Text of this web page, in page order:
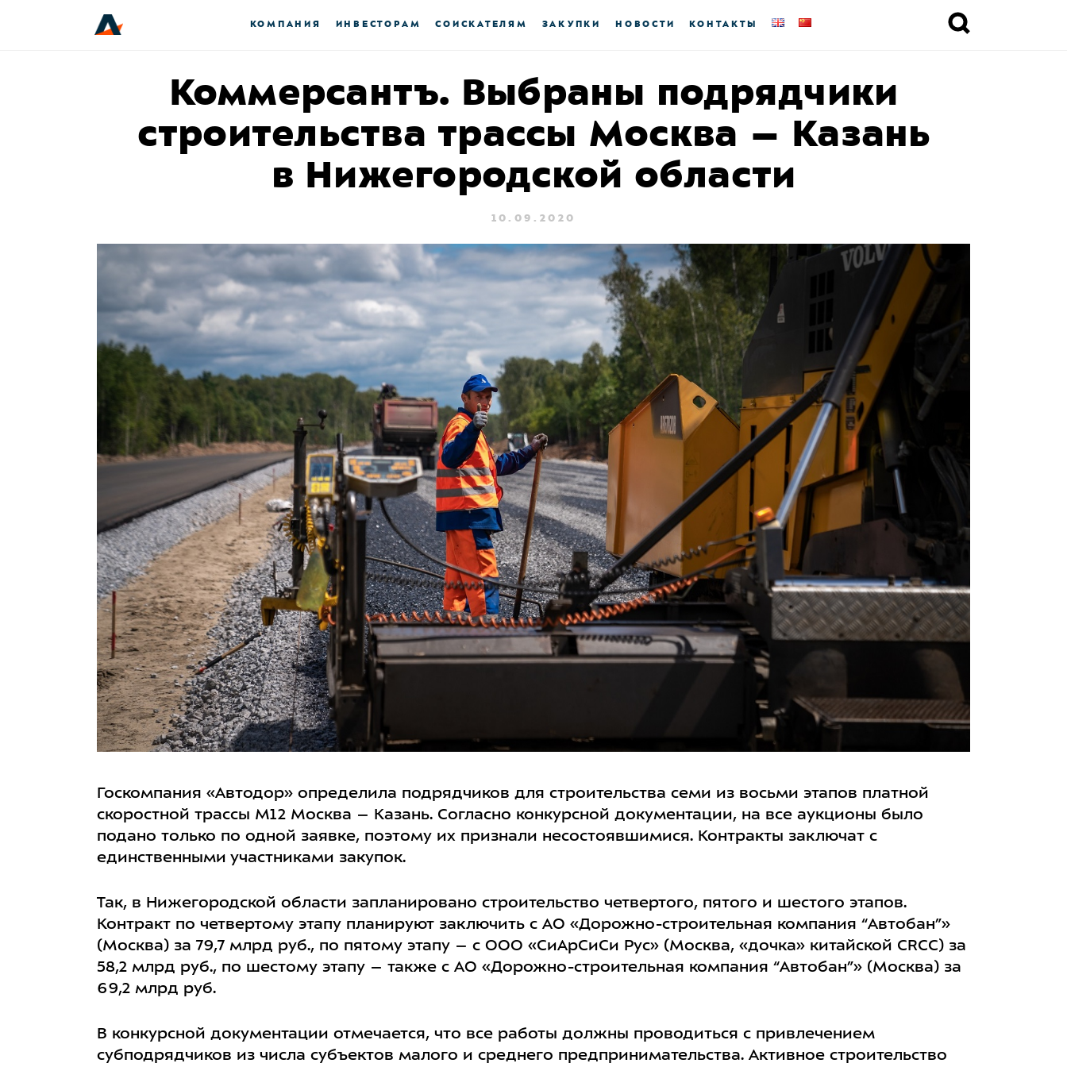
КОМПАНИЯ ИНВЕСТОРАМ СОИСКАТЕЛЯМ ЗАКУПКИ НОВОСТИ КОНТАКТЫ
Коммерсантъ. Выбраны подрядчики
строительства трассы Москва – Казань
в Нижегородской области
10.09.2020
Госкомпания «Автодор» определила подрядчиков для строительства семи из восьми этапов платной
скоростной трассы М12 Москва – Казань. Согласно конкурсной документации, на все аукционы было
подано только по одной заявке, поэтому их признали несостоявшимися. Контракты заключат с
единственными участниками закупок.
Так, в Нижегородской области запланировано строительство четвертого, пятого и шестого этапов.
Контракт по четвертому этапу планируют заключить с АО «Дорожно-строительная компания “Автобан”»
(Москва) за 79,7 млрд руб., по пятому этапу – с ООО «СиАрСиСи Рус» (Москва, «дочка» китайской CRCC) за
58,2 млрд руб., по шестому этапу – также с АО «Дорожно-строительная компания “Автобан”» (Москва) за
69,2 млрд руб.
В конкурсной документации отмечается, что все работы должны проводиться с привлечением
субподрядчиков из числа субъектов малого и среднего предпринимательства. Активное строительство